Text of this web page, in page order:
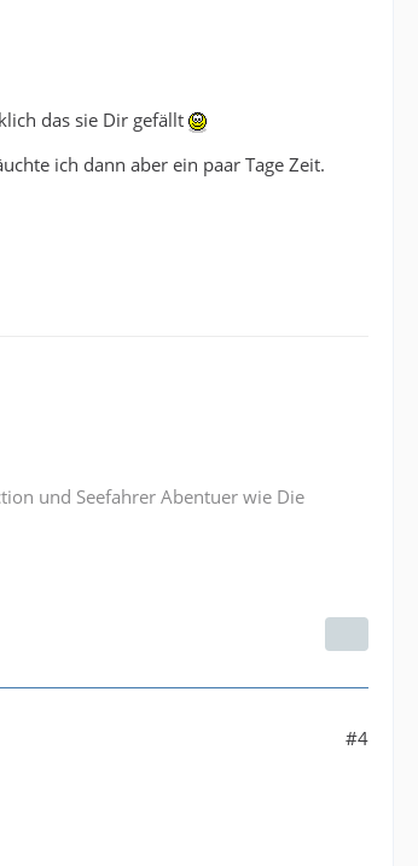
das sie Dir gefällt
ich dann aber ein paar Tage Zeit.
und Seefahrer Abentuer wie Die
#4